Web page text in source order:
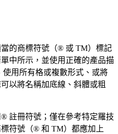
的商標符號（® 或 TM）標記
中所示，並使用正確的產品描
用所有格或複數形式、或將
以將名稱加底線、斜體或粗
註冊符號；僅在參考特定羅技
符號（® 和 TM）都應加上